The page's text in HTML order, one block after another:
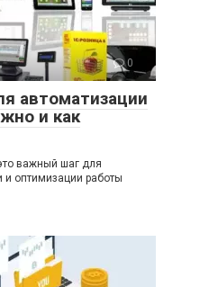
0
автоматизации
и как
важный шаг для
оптимизации работы